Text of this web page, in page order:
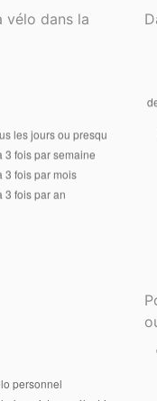
vélo dans la